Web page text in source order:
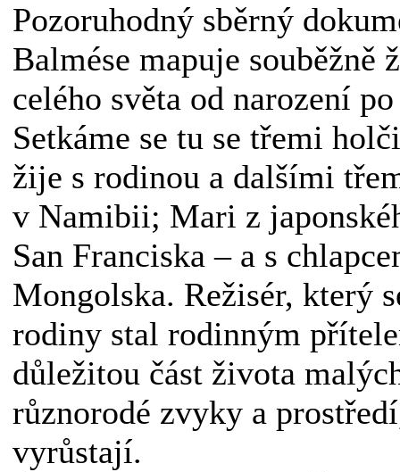
Pozoruhodný sběrný
Balmése mapuje
celého světa od narození
Setkáme se tu se třemi
žije s rodinou a dalšími
v Namibii; Mari z
San Franciska – a s
Mongolska. Režisér, který
rodiny stal rodinným
důležitou část života
různorodé zvyky a
vyrůstají.